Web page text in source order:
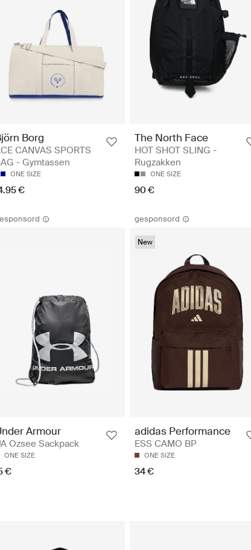
Borg
CANVAS SPORTS
- Gymtassen
ONE SIZE
€
The North Face
HOT SHOT SLING -
Rugzakken
ONE SIZE
90 €
Armour
Ozsee Sackpack
ONE SIZE
€
gesponsord
New
adidas Performance
ESS CAMO BP
ONE SIZE
34 €